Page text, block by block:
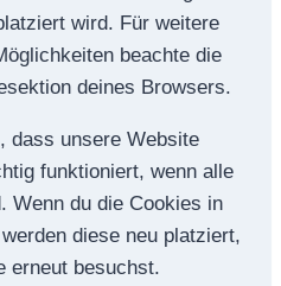
wird. Für weitere
beachte die
deines Browsers.
dass unsere Website
funktioniert, wenn alle
Wenn du die Cookies in
diese neu platziert,
erneut besuchst.